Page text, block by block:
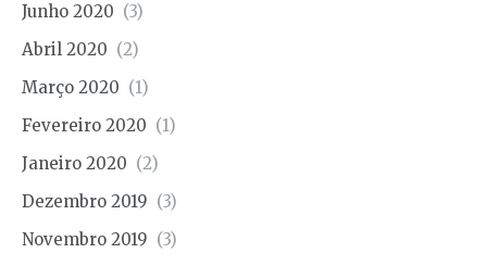
Junho 2020 (3)
Abril 2020 (2)
Março 2020 (1)
Fevereiro 2020 (1)
Janeiro 2020 (2)
Dezembro 2019 (3)
Novembro 2019 (3)